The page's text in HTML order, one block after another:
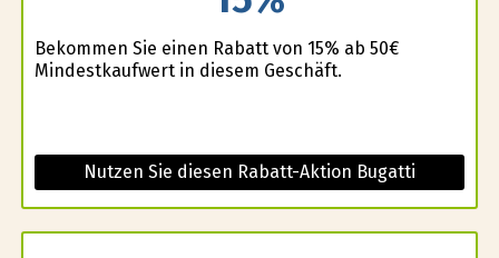
Bekommen Sie einen Rabatt von 15% ab 50€
Mindestkaufwert in diesem Geschäft.
Nutzen Sie diesen Rabatt-Aktion Bugatti